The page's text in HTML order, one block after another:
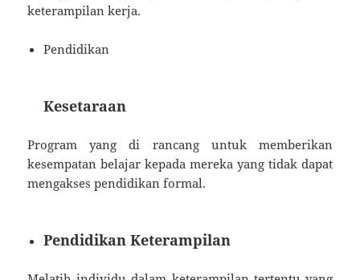
keterampilan kerja.
Pendidikan
Kesetaraan
Program yang di rancang untuk memberikan
kesempatan belajar kepada mereka yang tidak dapat
mengakses pendidikan formal.
Pendidikan Keterampilan